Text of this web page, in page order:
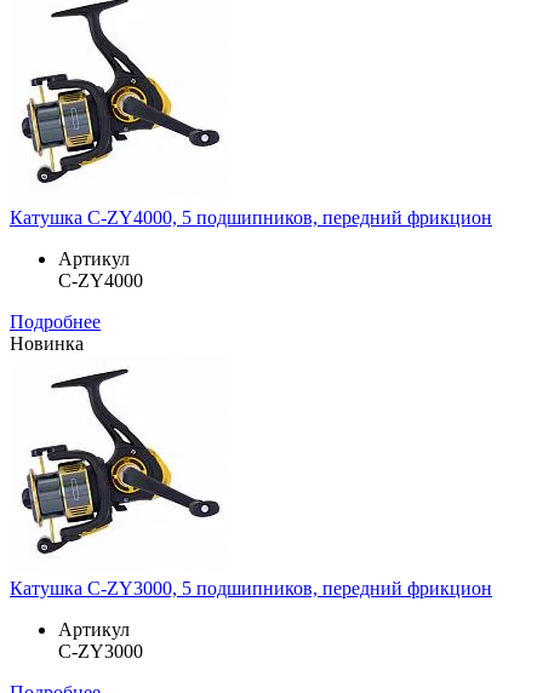
Катушка C-ZY4000, 5 подшипников, передний фрикцион
Артикул
C-ZY4000
Подробнее
Новинка
Катушка C-ZY3000, 5 подшипников, передний фрикцион
Артикул
C-ZY3000